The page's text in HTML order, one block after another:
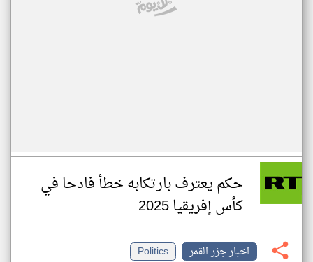
حكم يعترف بارتكابه خطأ فادحا في
كأس إفريقيا 2025
اخبار جزر القمر
Politics